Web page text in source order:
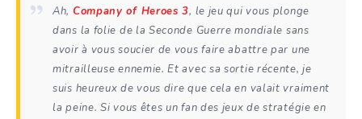
Ah, Company of Heroes 3, le jeu qui vous plonge
dans la folie de la Seconde Guerre mondiale sans
avoir à vous soucier de vous faire abattre par une
mitrailleuse ennemie. Et avec sa sortie récente, je
suis heureux de vous dire que cela en valait vraiment
la peine. Si vous êtes un fan des jeux de stratégie en